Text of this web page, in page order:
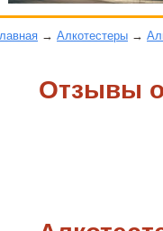
→ Алкотестеры →
Отзывы